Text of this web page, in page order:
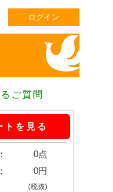
ログイン
ご質問
トを見る
0点
0円
(税抜)